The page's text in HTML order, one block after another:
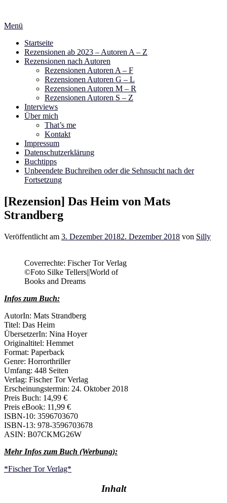
springen
Menü
Startseite
Rezensionen ab 2023 – Autoren A – Z
Rezensionen nach Autoren
Rezensionen Autoren A – F
Rezensionen Autoren G – L
Rezensionen Autoren M – R
Rezensionen Autoren S – Z
Interviews
Über mich
That’s me
Kontakt
Impressum
Datenschutzerklärung
Buchtipps
Unbeendete Buchreihen oder die Sehnsucht nach der
Fortsetzung
[Rezension] Das Heim von Mats
Strandberg
Veröffentlicht am 3. Dezember 20182. Dezember 2018 von Silly
Coverrechte: Fischer Tor Verlag
©Foto Silke Tellers||World of
Books and Dreams
Infos zum Buch:
AutorIn: Mats Strandberg
Titel: Das Heim
ÜbersetzerIn: Nina Hoyer
Originaltitel: Hemmet
Format: Paperback
Genre: Horrorthriller
Umfang: 448 Seiten
Verlag: Fischer Tor Verlag
Erscheinungstermin: 24. Oktober 2018
Preis Buch: 14,99 €
Preis eBook: 11,99 €
ISBN-10: 3596703670
ISBN-13: 978-3596703678
ASIN: B07CKMG26W
Mehr Infos zum Buch (Werbung):
*Fischer Tor Verlag*
Inhalt